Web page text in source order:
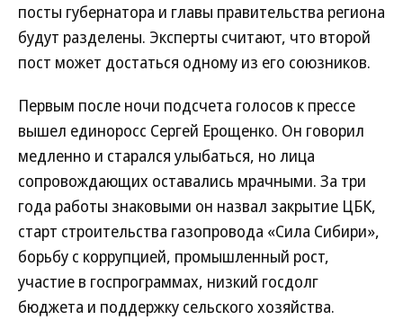
посты губернатора и главы правительства региона
будут разделены. Эксперты считают, что второй
пост может достаться одному из его союзников.
Первым после ночи подсчета голосов к прессе
вышел единоросс Сергей Ерощенко. Он говорил
медленно и старался улыбаться, но лица
сопровождающих оставались мрачными. За три
года работы знаковыми он назвал закрытие ЦБК,
старт строительства газопровода «Сила Сибири»,
борьбу с коррупцией, промышленный рост,
участие в госпрограммах, низкий госдолг
бюджета и поддержку сельского хозяйства.